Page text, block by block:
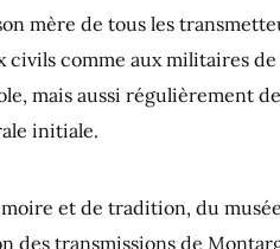
mère de tous les
civils comme aux militaires
mais aussi régulièrement
initiale.
et de tradition, du
des transmissions de